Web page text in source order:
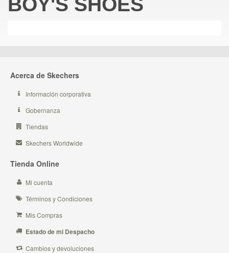
Acerca de Skechers
Información corporativa
Gobernanza
Tiendas
Skechers Worldwide
Tienda Online
Mi cuenta
Términos y Condiciones
Mis Compras
Estado de mi Despacho
Cambios y devoluciones